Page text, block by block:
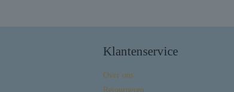
Klantenservice
Over ons
Retourneren